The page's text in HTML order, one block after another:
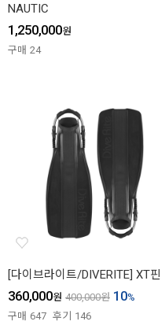
NAUTIC
1,250,000원
구매 24
[다이브라이트/DIVERITE] XT핀
360,000원 400,000원 10%
구매 647 후기 146